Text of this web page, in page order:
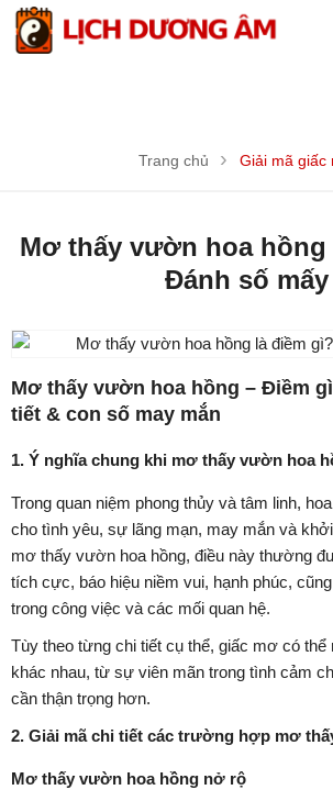
Trang chủ Giải mã giấc
Mơ thấy vườn hoa hồng
Đánh số mấy
Mơ thấy vườn hoa hồng – Điềm
tiết & con số may mắn
1. Ý nghĩa chung khi mơ thấy vườn hoa
Trong quan niệm phong thủy và tâm linh,
cho tình yêu, sự lãng mạn, may mắn và
mơ thấy vườn hoa hồng, điều này thường
tích cực, báo hiệu niềm vui, hạnh phúc,
trong công việc và các mối quan hệ.
Tùy theo từng chi tiết cụ thể, giấc mơ có thể
khác nhau, từ sự viên mãn trong tình cảm
cần thận trọng hơn.
2. Giải mã chi tiết các trường hợp mơ
Mơ thấy vườn hoa hồng nở rộ